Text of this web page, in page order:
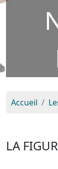
Accueil
LA